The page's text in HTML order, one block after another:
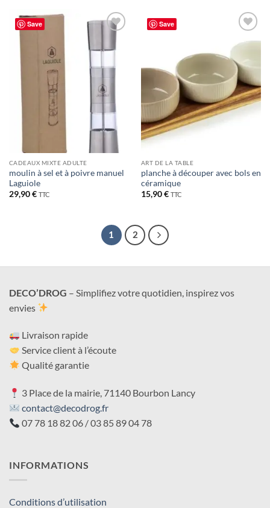
Save
à la liste
CADEAUX MIXTE ADULTE
moulin à sel et à poivre manuel
Laguiole
29,90€ TTC
Save
à la liste
souhaits
ART DE LA TABLE
planche à découper avec bols en
céramique
15,90€ TTC
1 2
DECO’DROG – Simplifiez votre quotidien, inspirez vos
envies
Livraison rapide
Service client à l’écoute
Qualité garantie
3 Place de la mairie, 71140 Bourbon Lancy
contact@decodrog.fr
07 78 18 82 06 / 03 85 89 04 78
INFORMATIONS
Conditions d’utilisation